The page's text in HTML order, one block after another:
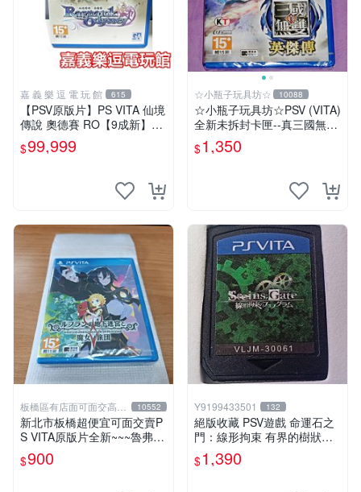
嘉 義 樂 逗 電 玩 館 615
【PSV原版片】PS VITA 仙境
傳說 奧德賽 RO【9成新】✪
中古二手✪嘉義樂逗電玩館
$99,999
☆小瓶子玩具坊☆ 10088
☆小瓶子玩具坊☆PSV (VITA)
全新未拆封卡匣--真三國無雙
英傑傳 中文版
$1,350
板橋區有店面可面交高價
回收電玩
10552
新北市板橋超便宜可面交賣P
S VITA原版片全新~~~魯弗蘭
的地下迷宮與魔女的旅團~~~
便宜賣
$900
Y9199433501 132
絕版收藏 PSV遊戲 命運石之
門：線形拘束 有界的樹狀圖
日版 VLJM-30061
$1,390